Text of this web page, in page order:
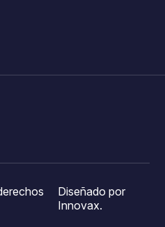
Diseñado por
Innovax.